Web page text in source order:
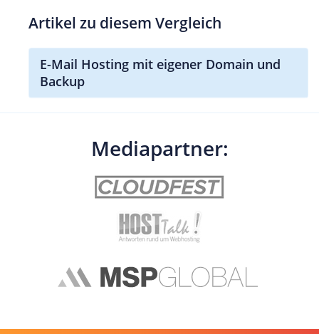
Artikel zu diesem Vergleich
E-Mail Hosting mit eigener Domain und
Backup
Mediapartner: